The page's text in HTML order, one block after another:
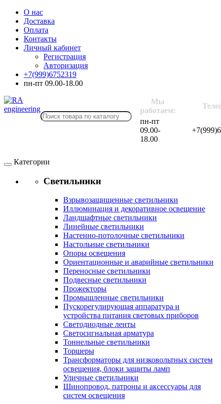
О нас
Доставка
Оплата
Контакты
Личный кабинет
Регистрация
Авторизация
+7(999)6752319
пн-пт 09.00-18.00
Мы
работаем:
пн-пт
09.00-
18.00
Категории
Светильники
Взрывозащищенные светильники
Иллюминация и декоративное освещение
Ландшафтные светильники
Линейные светильники
Настенно-потолочные светильники
Настольные светильники
Опоры освещения
Ориентационные и аварийные светильники
Переносные светильники
Подвесные светильники
Прожекторы
Промышленные светильники
Пускорегулирующая аппаратура и
устройства питания световых приборов
Светодиодные ленты
Светосигнальная арматура
Тоннельные светильники
Торшеры
Трансформаторы для низковольтных систем
освещения, блоки защиты ламп
Уличные светильники
Шинопровод, патроны и аксессуары для
систем освещения